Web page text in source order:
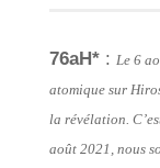
76aH* : Le 6
atomique sur
la révélation.
août 2021, nous